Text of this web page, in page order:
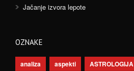
Jačanje izvora lepote
OZNAKE
analiza aspekti ASTROLOGIJA